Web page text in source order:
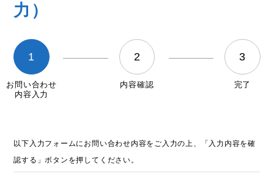
力）
1
お問い合わせ
内容入力
2
内容確認
3
完了
以下入力フォームにお問い合わせ内容をご入力の上、「入力内容を確
認する」ボタンを押してください。